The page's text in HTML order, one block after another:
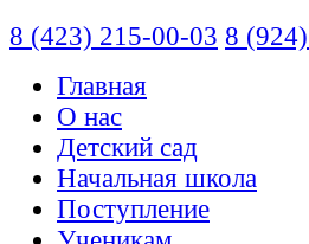
8 (423) 215-00-03 8
Главная
О нас
Детский сад
Начальная школа
Поступление